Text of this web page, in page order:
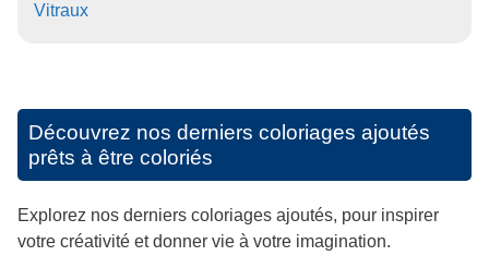
Vitraux
Découvrez nos derniers coloriages ajoutés
prêts à être coloriés
Explorez nos derniers coloriages ajoutés, pour inspirer
votre créativité et donner vie à votre imagination.